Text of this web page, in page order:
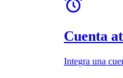
Cuenta
Integra una